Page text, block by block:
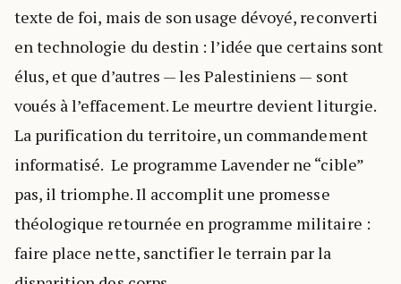
texte de foi, mais de son usage dévoyé, reconverti
en technologie du destin : l’idée que certains sont
élus, et que d’autres — les Palestiniens — sont
voués à l’effacement. Le meurtre devient liturgie.
La purification du territoire, un commandement
informatisé. Le programme Lavender ne “cible”
pas, il triomphe. Il accomplit une promesse
théologique retournée en programme militaire :
faire place nette, sanctifier le terrain par la